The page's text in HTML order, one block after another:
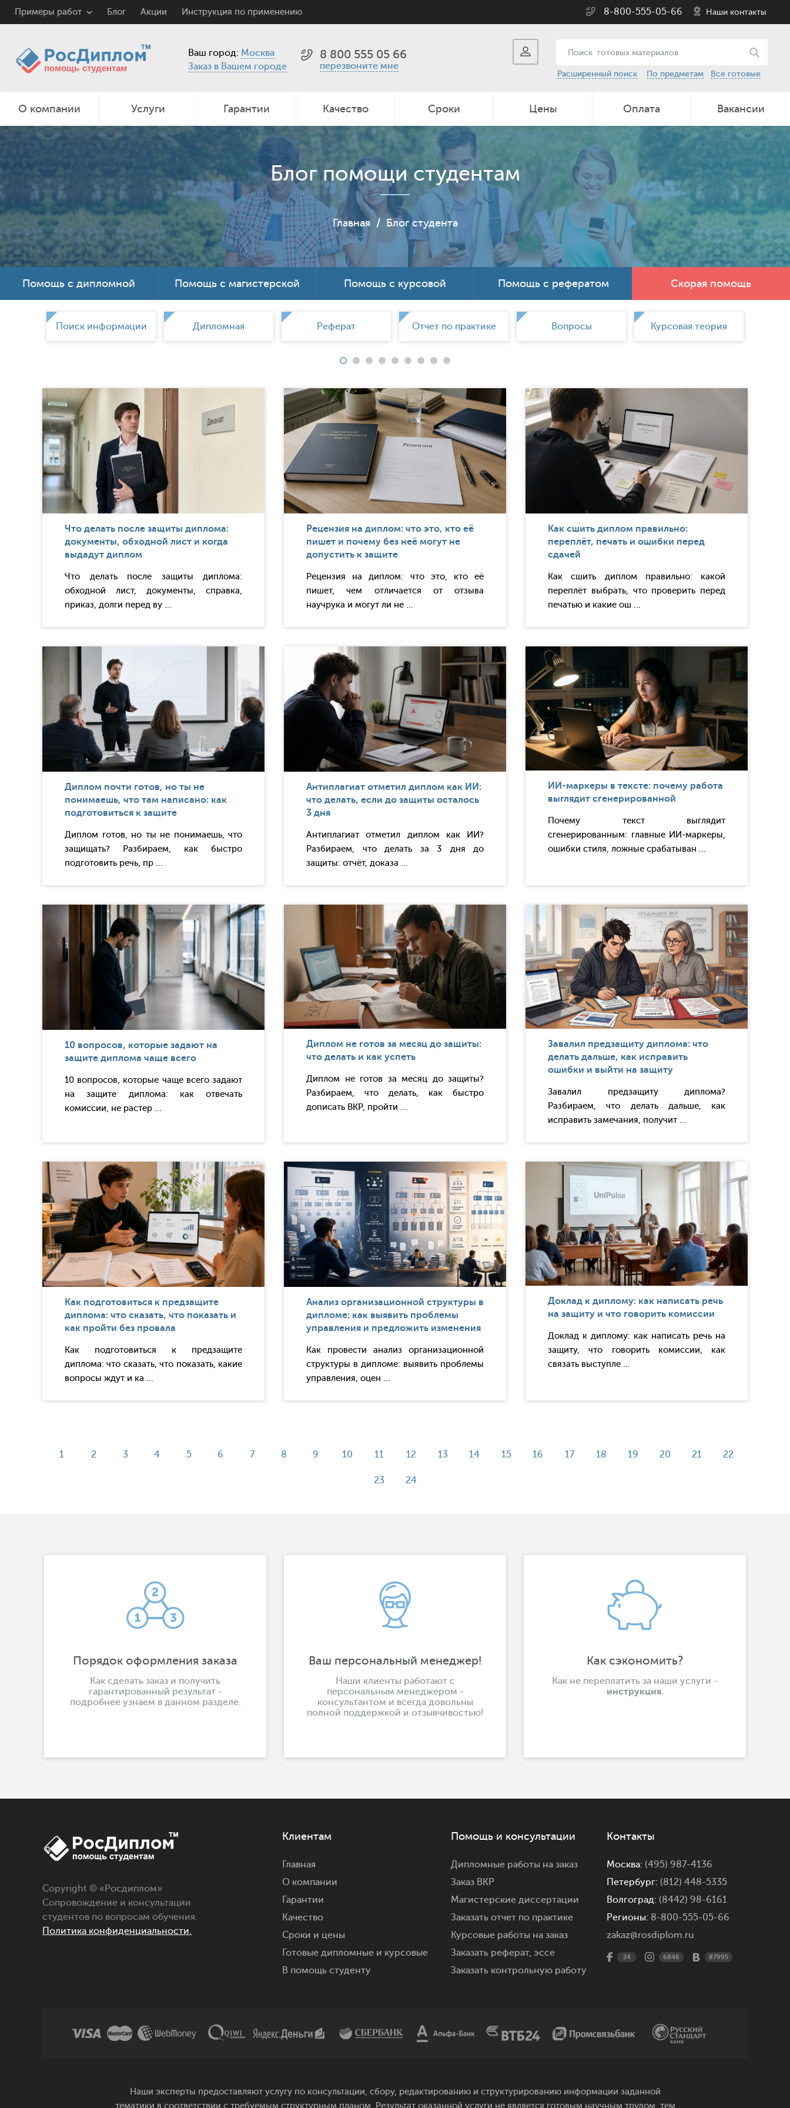
Примеры работ Блог Акции Инструкция по применению 8-800-555-05-66 Наши контакты
Ваш город: Москва
Заказ в Вашем городе
8 800 555 05 66
перезвоните мне
Расширенный поиск По предметам Все готовые
О компании Услуги Гарантии Качество Сроки Цены Оплата Вакансии
Блог помощи студентам
Главная / Блог студента
Помощь с дипломной Помощь с магистерской Помощь с курсовой Помощь с рефератом Скорая помощь
Поиск информации Дипломная Реферат Отчет по практике Вопросы Курсовая теория
Что делать после защиты диплома:
документы, обходной лист и когда
выдадут диплом
Что делать после защиты диплома:
обходной лист, документы, справка,
приказ, долги перед ву ...
Рецензия на диплом: что это, кто её
пишет и почему без неё могут не
допустить к защите
Рецензия на диплом: что это, кто её
пишет, чем отличается от отзыва
научрука и могут ли не ...
Как сшить диплом правильно:
переплёт, печать и ошибки перед
сдачей
Как сшить диплом правильно: какой
переплёт выбрать, что проверить перед
печатью и какие ош ...
Диплом почти готов, но ты не
понимаешь, что там написано: как
подготовиться к защите
Диплом готов, но ты не понимаешь, что
защищать? Разбираем, как быстро
подготовить речь, пр ...
Антиплагиат отметил диплом как ИИ:
что делать, если до защиты осталось
3 дня
Антиплагиат отметил диплом как ИИ?
Разбираем, что делать за 3 дня до
защиты: отчёт, доказа ...
ИИ-маркеры в тексте: почему работа
выглядит сгенерированной
Почему текст выглядит
сгенерированным: главные ИИ-маркеры,
ошибки стиля, ложные срабатыван ...
10 вопросов, которые задают на
защите диплома чаще всего
10 вопросов, которые чаще всего задают
на защите диплома: как отвечать
комиссии, не растер ...
Диплом не готов за месяц до защиты:
что делать и как успеть
Диплом не готов за месяц до защиты?
Разбираем, что делать, как быстро
дописать ВКР, пройти ...
Завалил предзащиту диплома: что
делать дальше, как исправить
ошибки и выйти на защиту
Завалил предзащиту диплома?
Разбираем, что делать дальше, как
исправить замечания, получит ...
Как подготовиться к предзащите
диплома: что сказать, что показать и
как пройти без провала
Как подготовиться к предзащите
диплома: что сказать, что показать, какие
вопросы ждут и ка ...
Анализ организационной структуры в
дипломе: как выявить проблемы
управления и предложить изменения
Как провести анализ организационной
структуры в дипломе: выявить проблемы
управления, оцен ...
Доклад к диплому: как написать речь
на защиту и что говорить комиссии
Доклад к диплому: как написать речь на
защиту, что говорить комиссии, как
связать выступле ...
1 2 3 4 5 6 7 8 9 10 11 12 13 14 15 16 17 18 19 20 21 22
23 24
Порядок оформления заказа
Как сделать заказ и получить
гарантированный результат -
подробнее узнаем в данном разделе.
Ваш персональный менеджер!
Наши клиенты работают с
персональным менеджером -
консультантом и всегда довольны
полной поддержкой и отзывчивостью!
Как сэкономить?
Как не переплатить за наши услуги -
инструкция.
Copyright © « Росдиплом»
Сопровождение и консультации
студентов по вопросам обучения.
Политика конфиденциальности.
Контакты
Москва: (495) 987-4136
Петербург: (812) 448-5335
Волгоград: (8442) 98-6161
Регионы: 8-800-555-05-66
zakaz@rosdiplom.ru
24 6846 87995
Клиентам
Главная
О компании
Гарантии
Качество
Сроки и цены
Готовые дипломные и курсовые
В помощь студенту
Помощь и консультации
Дипломные работы на заказ
Заказ ВКР
Магистерские диссертации
Заказать отчет по практике
Курсовые работы на заказ
Заказать реферат, эссе
Заказать контрольную работу
Наши эксперты предоставляют услугу по консультации, сбору, редактированию и структурированию информации заданной